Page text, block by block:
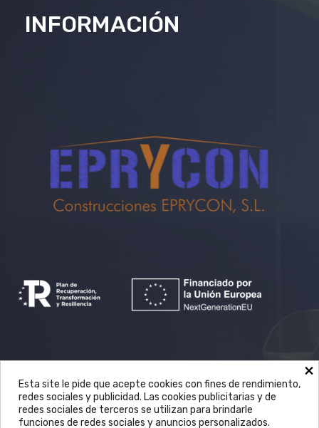
INFORMACIÓN
Avda. Castilla la Mancha, 70 nave 1 en
Mocejón (Toledo)
×
Esta site le pide que acepte cookies con fines de rendimiento,
redes sociales y publicidad. Las cookies publicitarias y de
redes sociales de terceros se utilizan para brindarle
funciones de redes sociales y anuncios personalizados.